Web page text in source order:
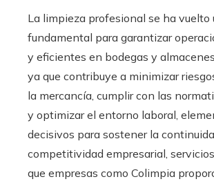
La limpieza profesional se ha vuelto
fundamental para garantizar
y eficientes en bodegas y
ya que contribuye a minimizar
la mercancía, cumplir con las
y optimizar el entorno laboral,
decisivos para sostener la
competitividad empresarial,
que empresas como Colimpia